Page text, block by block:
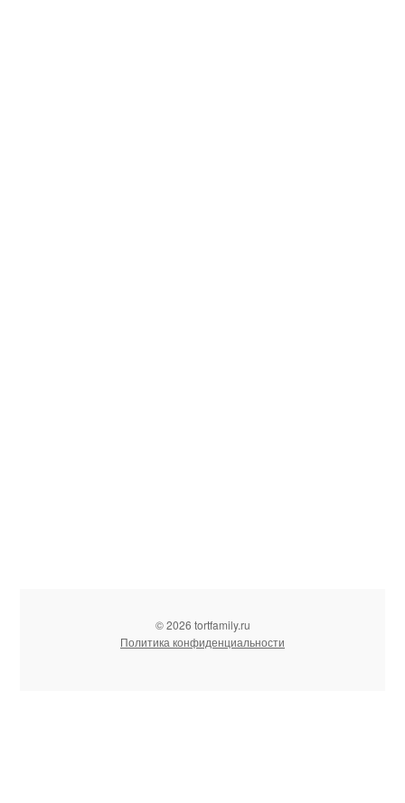
© 2026 tortfamily.ru
Политика конфиденциальности